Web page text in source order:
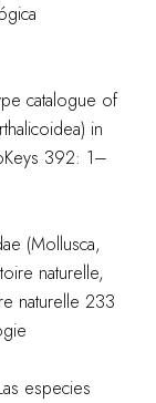
catalogue of
in
392: 1–
(Mollusca,
naturelle,
naturelle 233
especies